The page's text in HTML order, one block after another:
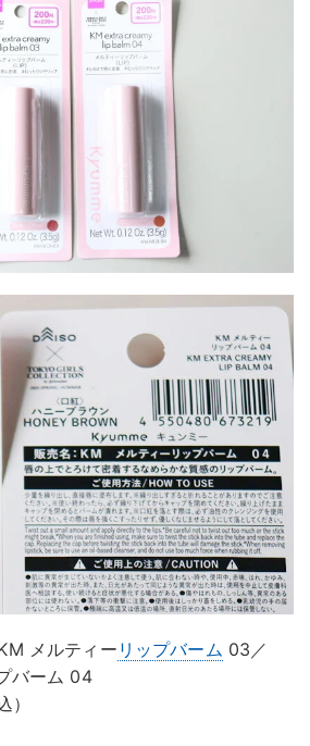
メルティー リップバーム 03／
バーム 04